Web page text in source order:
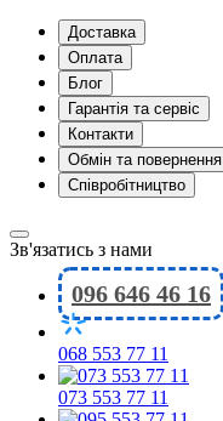
Доставка
Оплата
Блог
Гарантія та сервіс
Контакти
Обмін та повернення
Співробітництво
Зв'язатись з нами
096 646 46 16
068 553 77 11
073 553 77 11